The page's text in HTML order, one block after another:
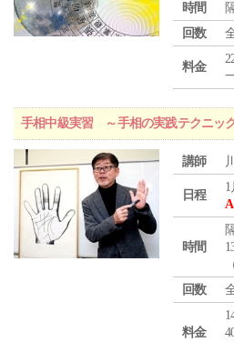
時間
回数
料金
手相中級実習 ～手相の実践テクニッ
講師
日程
1
時間
回数
料金